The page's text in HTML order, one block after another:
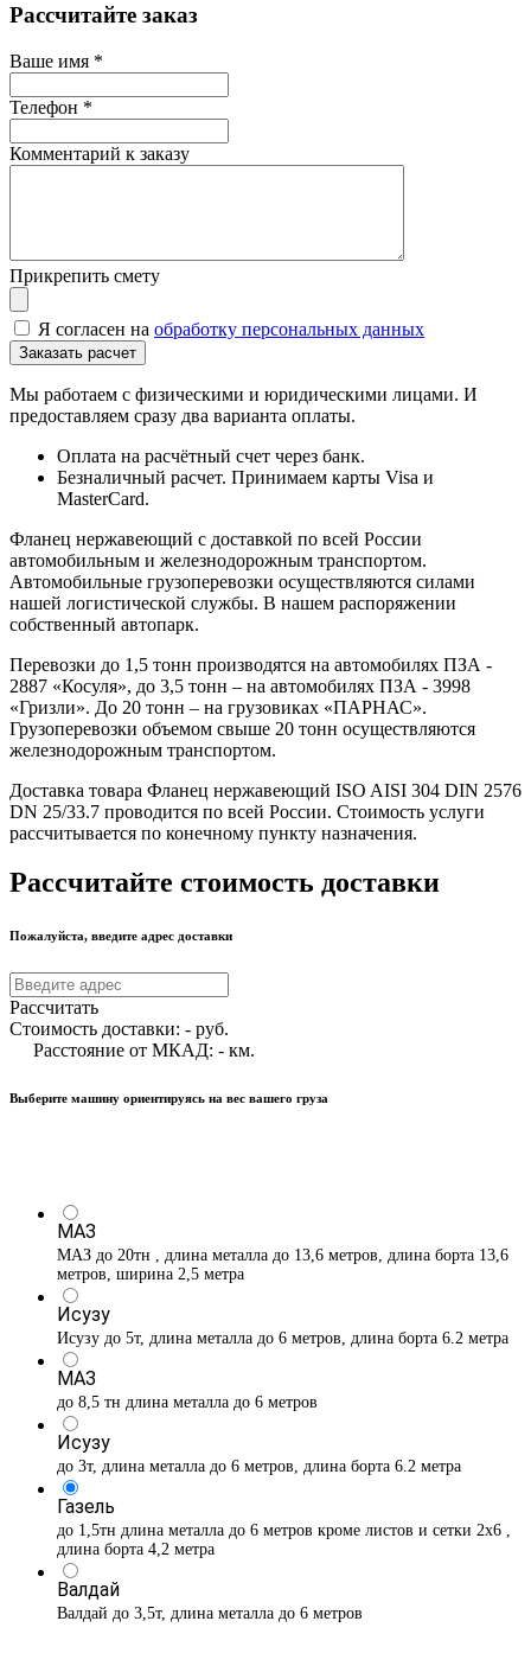
Рассчитайте заказ
Ваше имя *
Телефон *
Комментарий к заказу
Прикрепить смету
Я согласен на обработку персональных данных
Мы работаем с физическими и юридическими лицами. И
предоставляем сразу два варианта оплаты.
Оплата на расчётный счет через банк.
Безналичный расчет. Принимаем карты Visa и
MasterCard.
Фланец нержавеющий с доставкой по всей России
автомобильным и железнодорожным транспортом.
Автомобильные грузоперевозки осуществляются силами
нашей логистической службы. В нашем распоряжении
собственный автопарк.
Перевозки до 1,5 тонн производятся на автомобилях ПЗА -
2887 «Косуля», до 3,5 тонн – на автомобилях ПЗА - 3998
«Гризли». До 20 тонн – на грузовиках «ПАРНАС».
Грузоперевозки объемом свыше 20 тонн осуществляются
железнодорожным транспортом.
Доставка товара Фланец нержавеющий ISO AISI 304 DIN 2576
DN 25/33.7 проводится по всей России. Стоимость услуги
рассчитывается по конечному пункту назначения.
Рассчитайте стоимость доставки
Пожалуйста, введите адрес доставки
Рассчитать
Стоимость доставки: - руб.
Расстояние от МКАД: - км.
Выберите машину ориентируясь на вес вашего груза
МАЗ
МАЗ до 20тн , длина металла до 13,6 метров, длина борта 13,6
метров, ширина 2,5 метра
Исузу
Исузу до 5т, длина металла до 6 метров, длина борта 6.2 метра
МАЗ
до 8,5 тн длина металла до 6 метров
Исузу
до 3т, длина металла до 6 метров, длина борта 6.2 метра
Газель
до 1,5тн длина металла до 6 метров кроме листов и сетки 2х6 ,
длина борта 4,2 метра
Валдай
Валдай до 3,5т, длина металла до 6 метров